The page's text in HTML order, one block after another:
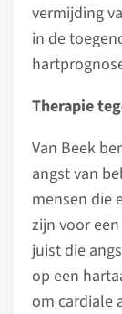
vermijding
in de
Therapie
Van Beek
angst van
mensen die
zijn voor
juist die
op een
om cardiale